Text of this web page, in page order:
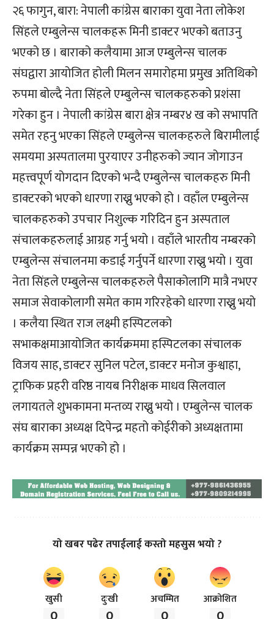
२६ फागुन, बारा: नेपाली कांग्रेस बाराका युवा नेता लोकेश
सिंहले एम्बुलेन्स चालकहरू मिनी डाक्टर भएको बताउनु
भएको छ । बाराको कलैयामा आज एम्बुलेन्स चालक
संघद्वारा आयोजित होली मिलन समारोहमा प्रमुख अतिथिको
रुपमा बोल्दै नेता सिंहले एम्बुलेन्स चालकहरुको प्रशंसा
गरेका हुन । नेपाली कांग्रेस बारा क्षेत्र नम्बर४ ख को सभापति
समेत रहनु भएका सिंहले एम्बुलेन्स चालकहरुले बिरामीलाई
समयमा अस्पतालमा पुरयाएर उनीहरुको ज्यान जोगाउन
महत्त्वपूर्ण योगदान दिएको भन्दै एम्बुलेन्स चालकहरु मिनी
डाक्टरको भएको धारणा राख्नु भएको हो । वहाँल एम्बुलेन्स
चालकहरुको उपचार निशुल्क गरिदिन हुन अस्पताल
संचालकहरुलाई आग्रह गर्नु भयो । वहाँले भारतीय नम्बरको
एम्बुलेन्स संचालनमा कडाई गर्नुपर्ने धारणा राख्नु भयो । युवा
नेता सिंहले एम्बुलेन्स चालकहरुले पैसाकोलागि मात्रै नभएर
समाज सेवाकोलागी समेत काम गरिरहेको धारणा राख्नु भयो
। कलैया स्थित राज लक्ष्मी हस्पिटलको
सभाकक्षमाआयोजित कार्यक्रममा हस्पिटलका संचालक
विजय साह, डाक्टर सुनिल पटेल, डाक्टर मनोज कुश्वाहा,
ट्राफिक प्रहरी वरिष्ठ नायब निरीक्षक माधव सिलवाल
लगायतले शुभकामना मन्तव्य राख्नु भयो । एम्बुलेन्स चालक
संघ बाराका अध्यक्ष दिपेन्द्र महतो कोईरीको अध्यक्षतामा
कार्यक्रम सम्पन्न भएको हो ।
यो खबर पढेर तपाईलाई कस्तो महसुस भयो ?
खुसी दुःखी अचम्मित आक्रोशित